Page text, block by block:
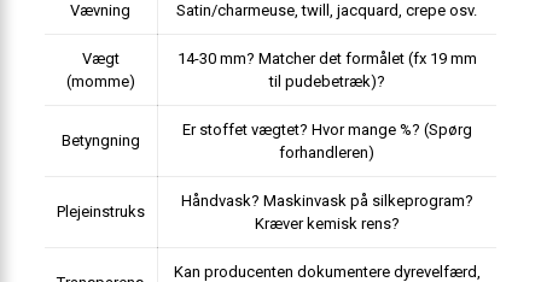
Vævning Satin/charmeuse, twill, jacquard, crepe osv.
Vægt
(momme)
14-30 mm? Matcher det formålet (fx 19 mm
til pudebetræk)?
Betyngning
Er stoffet vægtet? Hvor mange %? (Spørg
forhandleren)
Plejeinstruks
Håndvask? Maskinvask på silkeprogram?
Kræver kemisk rens?
Kan producenten dokumentere dyrevelfærd,